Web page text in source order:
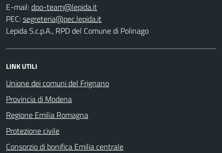
E-mail:
PEC:
Lepida S.c.p.A., RPD del Comune di Polinago
LINK UTILI
Unione dei comuni del Frignano
Provincia di Modena
Regione Emilia Romagna
Protezione civile
Consorzio di bonifica Emilia centrale